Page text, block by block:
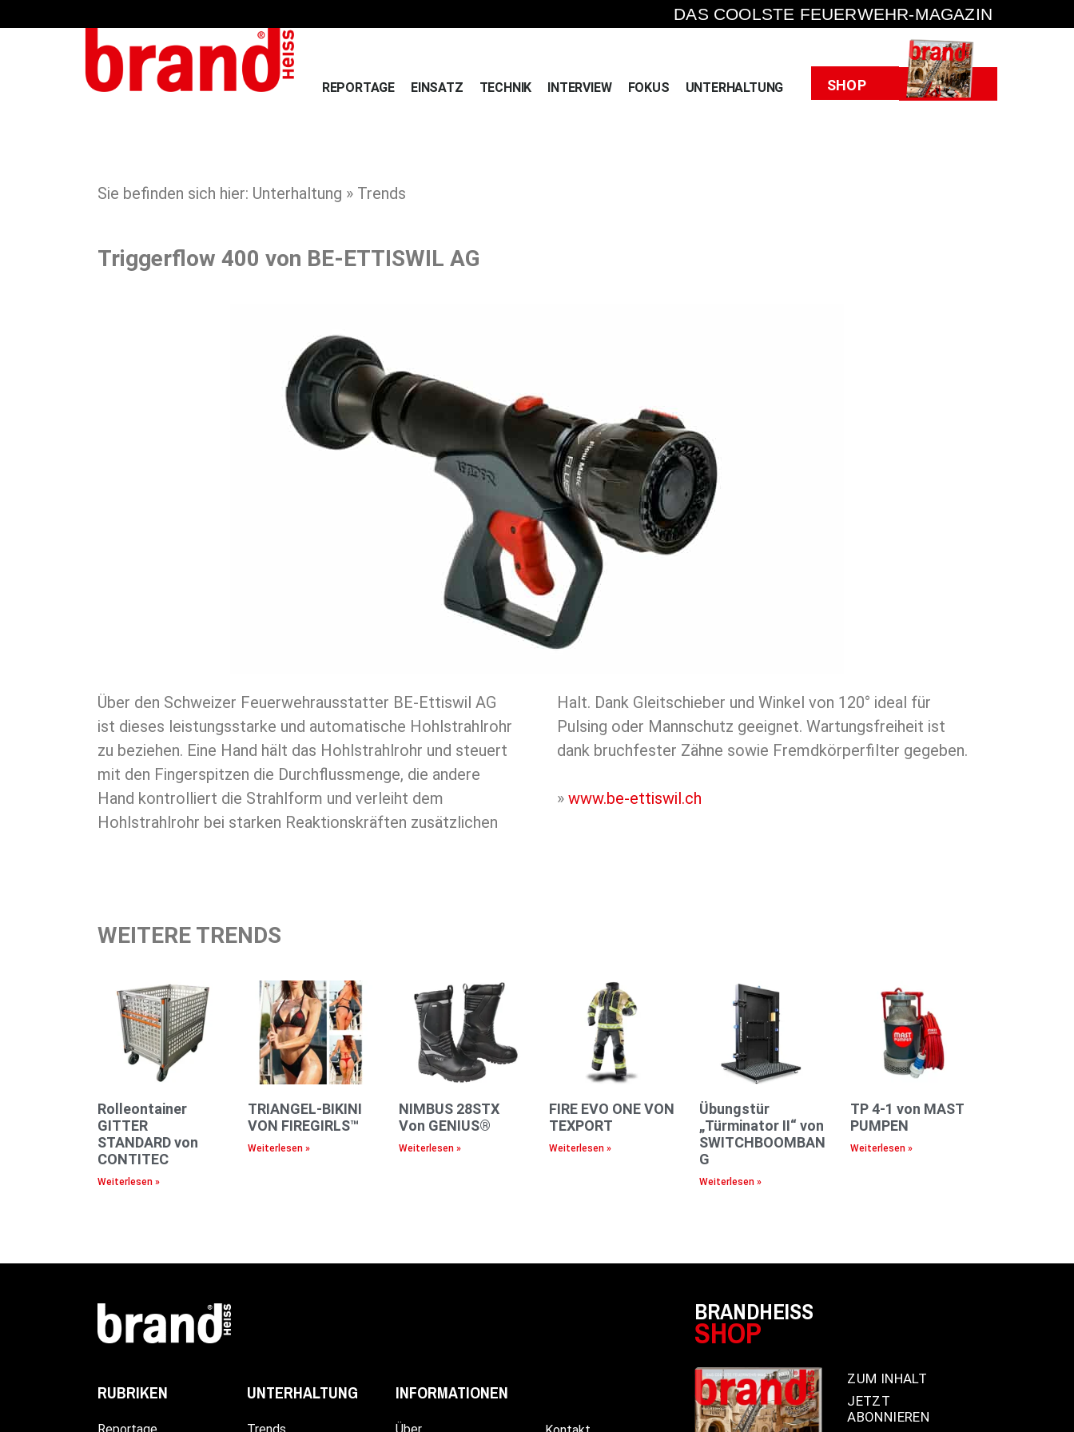
DAS COOLSTE FEUERWEHR-MAGAZIN
REPORTAGE EINSATZ TECHNIK INTERVIEW FOKUS UNTERHALTUNG SHOP Heft
Sie befinden sich hier: Unterhaltung » Trends
Triggerflow 400 von BE-ETTISWIL AG
Über den Schweizer Feuerwehrausstatter BE-Ettiswil AG
ist dieses leistungsstarke und automatische Hohlstrahlrohr
zu beziehen. Eine Hand hält das Hohlstrahlrohr und steuert
mit den Fingerspitzen die Durchflussmenge, die andere
Hand kontrolliert die Strahlform und verleiht dem
Hohlstrahlrohr bei starken Reaktionskräften zusätzlichen
Halt. Dank Gleitschieber und Winkel von 120° ideal für
Pulsing oder Mannschutz geeignet. Wartungsfreiheit ist
dank bruchfester Zähne sowie Fremdkörperfilter gegeben.
» www.be-ettiswil.ch
WEITERE TRENDS
Rolleontainer
GITTER
STANDARD von
CONTITEC
Weiterlesen »
TRIANGEL-BIKINI
VON FIREGIRLS™
Weiterlesen »
NIMBUS 28STX
Von GENIUS®
Weiterlesen »
FIRE EVO ONE VON
TEXPORT
Weiterlesen »
Übungstür
„Türminator II“ von
SWITCHBOOMBAN
G
Weiterlesen »
TP 4-1 von MAST
PUMPEN
Weiterlesen »
RUBRIKEN
Reportage
UNTERHALTUNG
Trends
INFORMATIONEN
Über
BRANDHEISS
SHOP
ZUM INHALT
JETZT
ABONNIEREN